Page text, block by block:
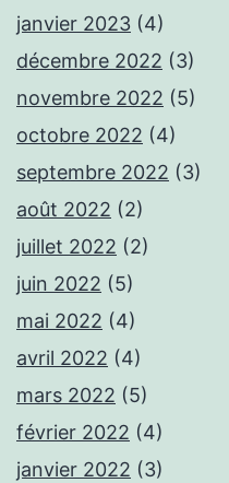
janvier 2023 (4)
décembre 2022 (3)
novembre 2022 (5)
octobre 2022 (4)
septembre 2022 (3)
août 2022 (2)
juillet 2022 (2)
juin 2022 (5)
mai 2022 (4)
avril 2022 (4)
mars 2022 (5)
février 2022 (4)
janvier 2022 (3)